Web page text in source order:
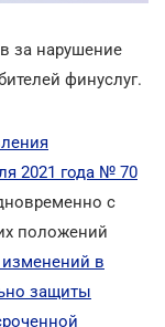
за нарушение
финуслуг.
2021 года № 70
с
положений
в
защиты